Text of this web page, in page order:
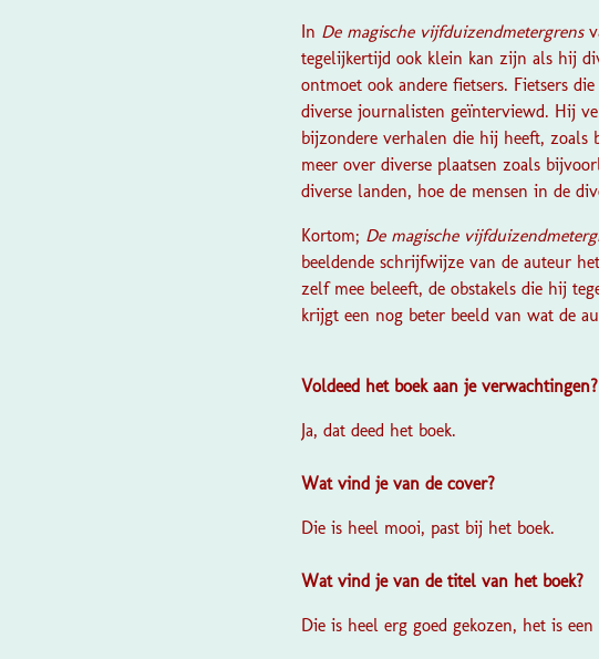
In De magische vijfduizendmetergrens
tegelijkertijd ook klein kan zijn als hij
ontmoet ook andere fietsers. Fietsers
diverse journalisten geïnterviewd. Hij
bijzondere verhalen die hij heeft, zoals
meer over diverse plaatsen zoals
diverse landen, hoe de mensen in de
Kortom; De magische
beeldende schrijfwijze van de auteur
zelf mee beleeft, de obstakels die hij
krijgt een nog beter beeld van wat de
Voldeed het boek aan je verwachtingen?
Ja, dat deed het boek.
Wat vind je van de cover?
Die is heel mooi, past bij het boek.
Wat vind je van de titel van het boek?
Die is heel erg goed gekozen, het is